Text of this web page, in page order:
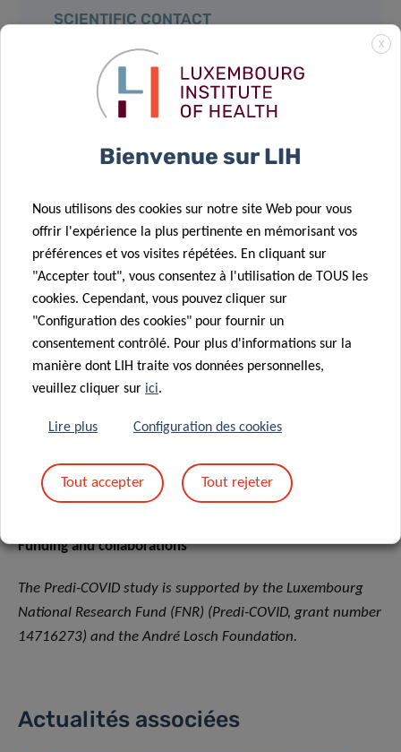
SCIENTIFIC CONTACT
Funding and collaborations
The Predi-COVID study is supported by the Luxembourg
National Research Fund (FNR) (Predi-COVID, grant number
14716273) and the André Losch Foundation.
Actualités associées
X
Bienvenue sur LIH
Nous utilisons des cookies sur notre site Web pour vous
offrir l'expérience la plus pertinente en mémorisant vos
préférences et vos visites répétées. En cliquant sur
"Accepter tout", vous consentez à l'utilisation de TOUS les
cookies. Cependant, vous pouvez cliquer sur
"Configuration des cookies" pour fournir un
consentement contrôlé. Pour plus d'informations sur la
manière dont LIH traite vos données personnelles,
veuillez cliquer sur ici.
Lire plus Configuration des cookies
Tout accepter Tout rejeter